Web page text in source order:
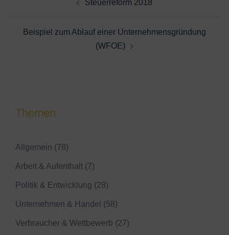
Steuerreform 2018
Beispiel zum Ablauf einer Unternehmensgründung
(WFOE)
Themen
Allgemein (78)
Arbeit & Aufenthalt (7)
Politik & Entwicklung (28)
Unternehmen & Handel (58)
Verbraucher & Wettbewerb (27)